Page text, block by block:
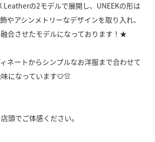
Leatherの2モデルで展開し、UNEEKの形は
やアシンメトリーなデザインを取り入れ、
合させたモデルになっております！★
ネートからシンプルなお洋服まで合わせて
になっています👕👚
頭でご体感ください。